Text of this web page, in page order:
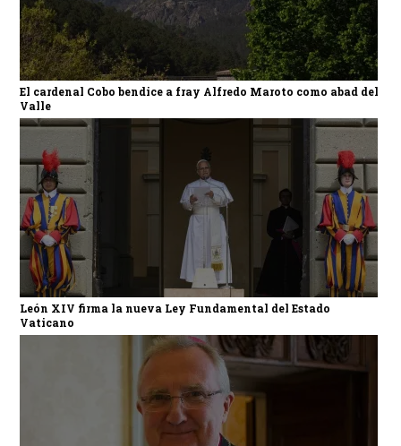
El cardenal Cobo bendice a fray Alfredo Maroto como abad del
Valle
León XIV firma la nueva Ley Fundamental del Estado
Vaticano